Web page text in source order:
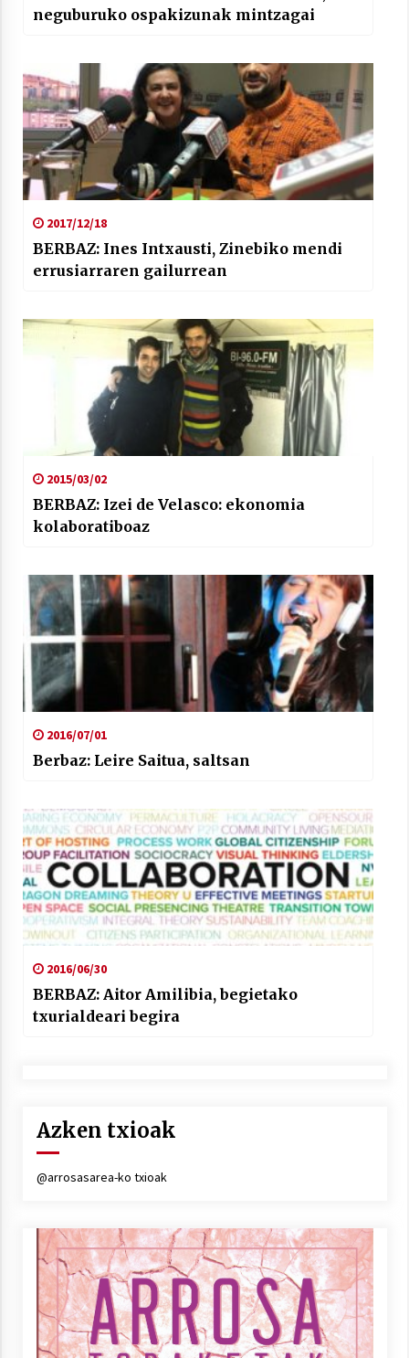
neguburuko ospakizunak mintzagai
2017/12/18
BERBAZ: Ines Intxausti, Zinebiko mendi
errusiarraren gailurrean
2015/03/02
BERBAZ: Izei de Velasco: ekonomia
kolaboratiboaz
2016/07/01
Berbaz: Leire Saitua, saltsan
2016/06/30
BERBAZ: Aitor Amilibia, begietako
txurialdeari begira
Azken txioak
@arrosasarea-ko txioak